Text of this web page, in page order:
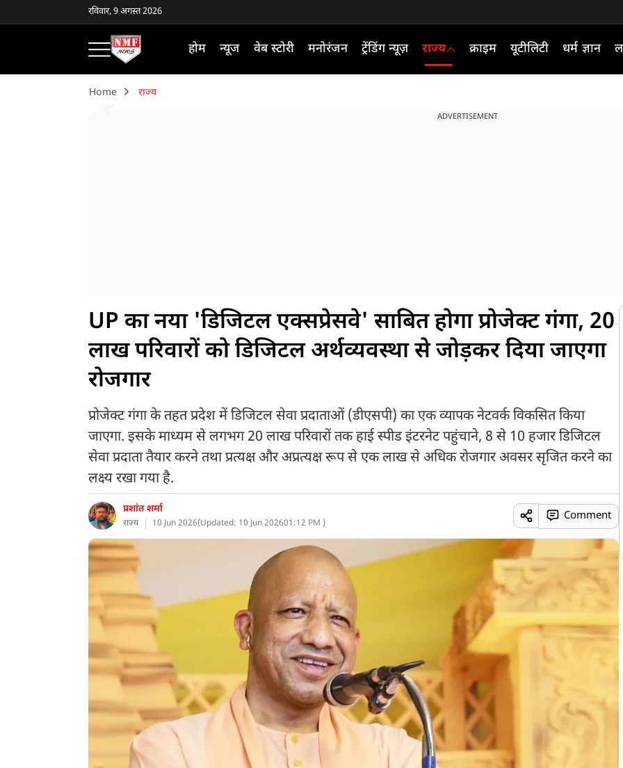
रविवार, 9 अगस्त 2026
होम न्यूज वेब स्टोरी मनोरंजन ट्रेंडिंग न्यूज़ राज्य क्राइम यूटीलिटी धर्म ज्ञान
Home राज्य
ADVERTISEMENT
UP का नया 'डिजिटल एक्सप्रेसवे' साबित होगा प्रोजेक्ट गंगा, 20
लाख परिवारों को डिजिटल अर्थव्यवस्था से जोड़कर दिया जाएगा
रोजगार
प्रोजेक्ट गंगा के तहत प्रदेश में डिजिटल सेवा प्रदाताओं (डीएसपी) का एक व्यापक नेटवर्क विकसित किया
जाएगा. इसके माध्यम से लगभग 20 लाख परिवारों तक हाई स्पीड इंटरनेट पहुंचाने, 8 से 10 हजार डिजिटल
सेवा प्रदाता तैयार करने तथा प्रत्यक्ष और अप्रत्यक्ष रूप से एक लाख से अधिक रोजगार अवसर सृजित करने का
लक्ष्य रखा गया है.
प्रशांत शर्मा
राज्य 10 Jun 2026(Updated: 10 Jun 202601:12 PM )
Comment